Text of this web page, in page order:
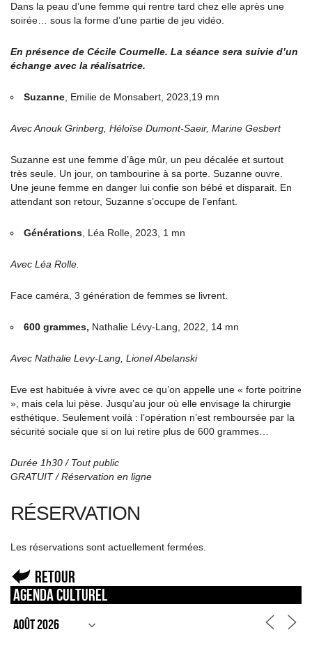
Dans la peau d’une femme qui rentre tard chez elle après une
soirée… sous la forme d’une partie de jeu vidéo.
En présence de Cécile Cournelle. La séance sera suivie d’un
échange avec la réalisatrice.
Suzanne , Emilie de Monsabert, 2023,19 mn
Avec Anouk Grinberg, Héloïse Dumont-Saeir, Marine Gesbert
Suzanne est une femme d’âge mûr, un peu décalée et surtout
très seule. Un jour, on tambourine à sa porte. Suzanne ouvre.
Une jeune femme en danger lui confie son bébé et disparait. En
attendant son retour, Suzanne s’occupe de l’enfant.
Générations , Léa Rolle, 2023, 1 mn
Avec Léa Rolle.
Face caméra, 3 génération de femmes se livrent.
600 grammes, Nathalie Lévy-Lang, 2022, 14 mn
Avec Nathalie Levy-Lang, Lionel Abelanski
Eve est habituée à vivre avec ce qu’on appelle une « forte poitrine
», mais cela lui pèse. Jusqu’au jour où elle envisage la chirurgie
esthétique. Seulement voilà : l’opération n’est remboursée par la
sécurité sociale que si on lui retire plus de 600 grammes…
Durée 1h30 / Tout public
GRATUIT / Réservation en ligne
RÉSERVATION
Les réservations sont actuellement fermées.
Retour
Agenda culturel